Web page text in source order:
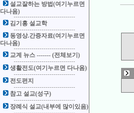
설교잘하는 방법(여기누르면
다나옴)
김기홍 설교학
동영상.간증자료(여기누르면
다나옴)
교계 뉴스 ------- (전체보기)
생활전도(여기누르면 다나옴)
전도편지
참고 설교(성구)
장례식 설교(내부에 많이있음)